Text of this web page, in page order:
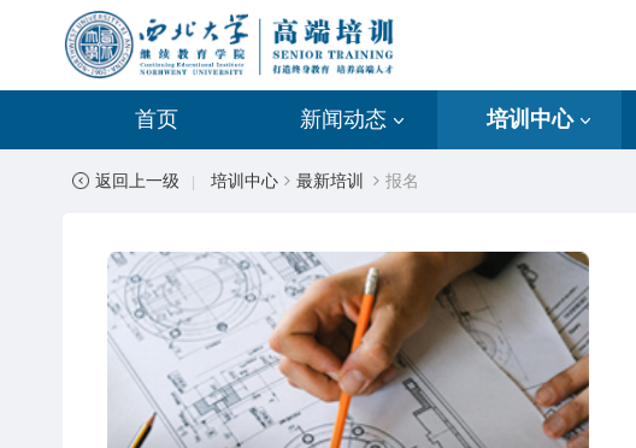
首页 新闻动态 培训中心
返回上一级 培训中心 最新培训 报名